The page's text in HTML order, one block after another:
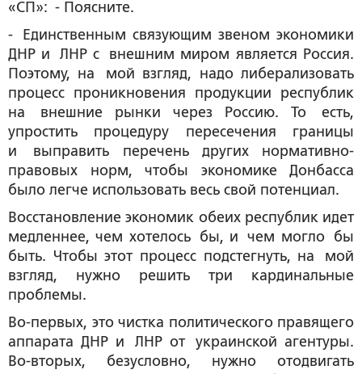
«СП»: - Поясните.
- Единственным связующим звеном экономики
ДНР и ЛНР с внешним миром является Россия.
Поэтому, на мой взгляд, надо либерализовать
процесс проникновения продукции республик
на внешние рынки через Россию. То есть,
упростить процедуру пересечения границы
и выправить перечень других нормативно-
правовых норм, чтобы экономике Донбасса
было легче использовать весь свой потенциал.
Восстановление экономик обеих республик идет
медленнее, чем хотелось бы, и чем могло бы
быть. Чтобы этот процесс подстегнуть, на мой
взгляд, нужно решить три кардинальные
проблемы.
Во-первых, это чистка политического правящего
аппарата ДНР и ЛНР от украинской агентуры.
Во-вторых, безусловно, нужно отодвигать